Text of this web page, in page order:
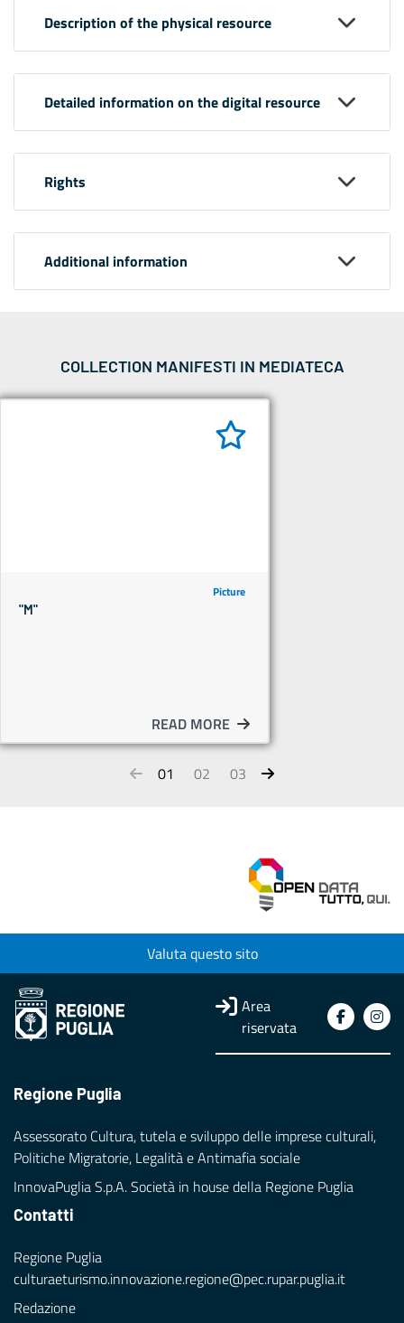
Description of the physical resource
Detailed information on the digital resource
Rights
Additional information
COLLECTION MANIFESTI IN MEDIATECA
Picture
"M"
READ MORE
01 02 03
Valuta questo sito
Area
riservata
Regione Puglia
Assessorato Cultura, tutela e sviluppo delle imprese culturali,
Politiche Migratorie, Legalità e Antimafia sociale
InnovaPuglia S.p.A. Società in house della Regione Puglia
Contatti
Regione Puglia
culturaeturismo.innovazione.regione@pec.rupar.puglia.it
Redazione